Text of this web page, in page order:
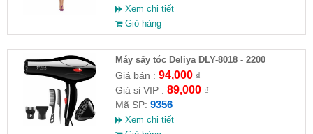
Xem chi tiết
Giỏ hàng
Máy sấy tóc Deliya DLY-8018 - 2200
Giá bán : 94,000₫
Giá sỉ VIP : 89,000₫
Mã SP: 9356
Xem chi tiết